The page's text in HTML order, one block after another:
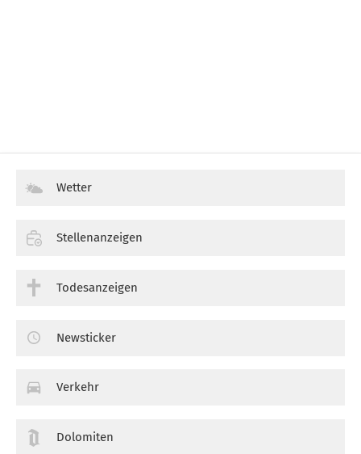
Wetter
Stellenanzeigen
Todesanzeigen
Newsticker
Verkehr
Dolomiten